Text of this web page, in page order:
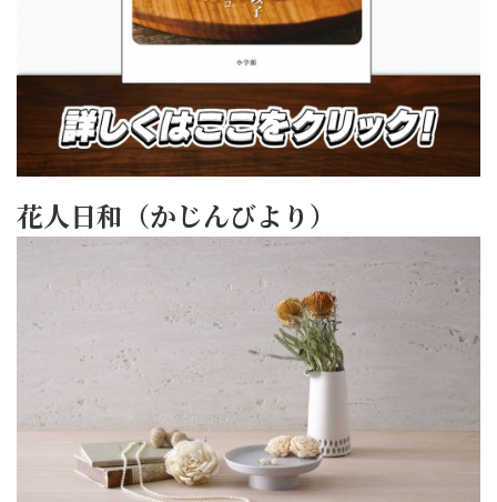
花人日和（かじんびより）